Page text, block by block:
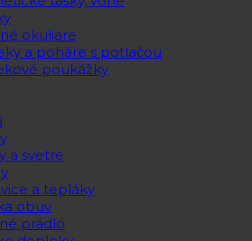
okuliare
a poháre s potlačou
poukážky
a svetre
a tepláky
obuv
prádlo